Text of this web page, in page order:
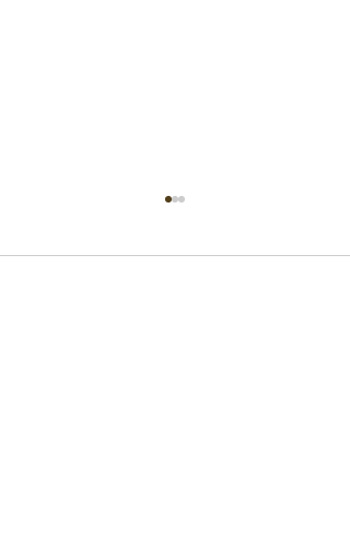
SEXUALIDAD !